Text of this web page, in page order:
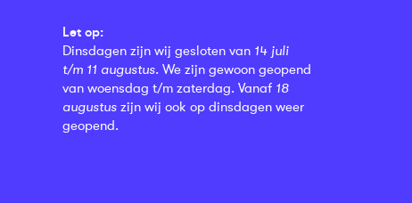
Let op:
Dinsdagen zijn wij gesloten van 14 juli
t/m 11 augustus. We zijn gewoon geopend
van woensdag t/m zaterdag. Vanaf 18
augustus zijn wij ook op dinsdagen weer
geopend.